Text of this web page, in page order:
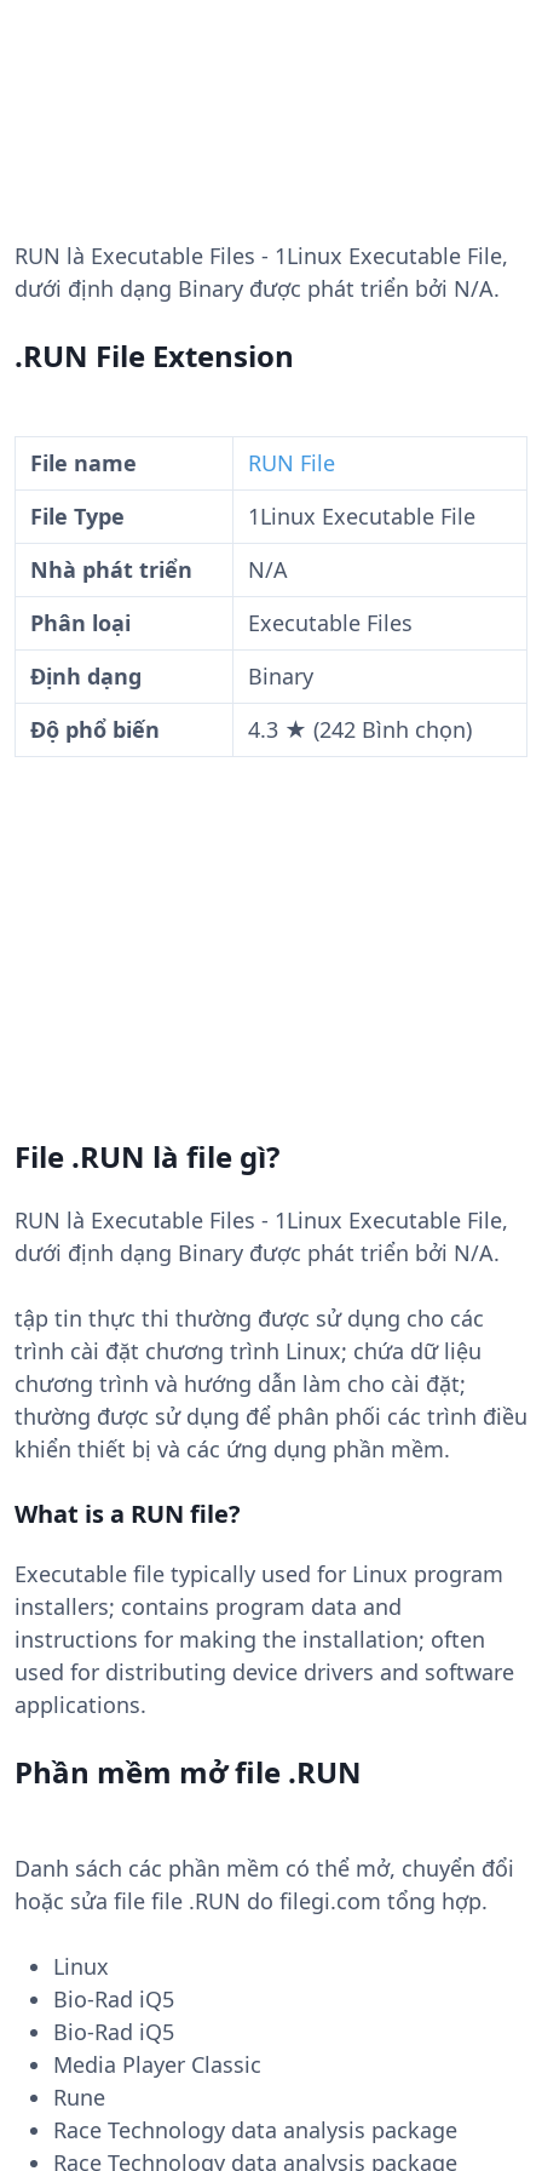
RUN là Executable Files - 1Linux Executable File,
dưới định dạng Binary được phát triển bởi N/A.
.RUN File Extension
File name
RUN File
File Type
1Linux Executable File
Nhà phát triển
N/A
Phân loại
Executable Files
Định dạng
Binary
Độ phổ biến
4.3 ★ (242 Bình chọn)
File .RUN là file gì?
RUN là Executable Files - 1Linux Executable File,
dưới định dạng Binary được phát triển bởi N/A.
tập tin thực thi thường được sử dụng cho các
trình cài đặt chương trình Linux; chứa dữ liệu
chương trình và hướng dẫn làm cho cài đặt;
thường được sử dụng để phân phối các trình điều
khiển thiết bị và các ứng dụng phần mềm.
What is a RUN file?
Executable file typically used for Linux program
installers; contains program data and
instructions for making the installation; often
used for distributing device drivers and software
applications.
Phần mềm mở file .RUN
Danh sách các phần mềm có thể mở, chuyển đổi
hoặc sửa file file .RUN do filegi.com tổng hợp.
Linux
Bio-Rad iQ5
Bio-Rad iQ5
Media Player Classic
Rune
Race Technology data analysis package
Race Technology data analysis package